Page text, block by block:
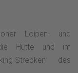
Loipen- und
Hütte und im
Strecken des